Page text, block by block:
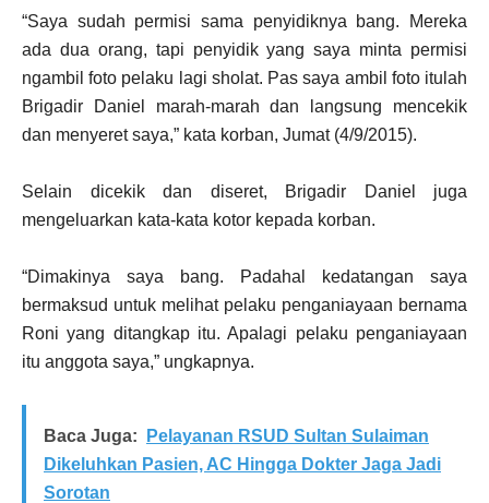
“Saya sudah permisi sama penyidiknya bang. Mereka
ada dua orang, tapi penyidik yang saya minta permisi
ngambil foto pelaku lagi sholat. Pas saya ambil foto itulah
Brigadir Daniel marah-marah dan langsung mencekik
dan menyeret saya,” kata korban, Jumat (4/9/2015).
Selain dicekik dan diseret, Brigadir Daniel juga
mengeluarkan kata-kata kotor kepada korban.
“Dimakinya saya bang. Padahal kedatangan saya
bermaksud untuk melihat pelaku penganiayaan bernama
Roni yang ditangkap itu. Apalagi pelaku penganiayaan
itu anggota saya,” ungkapnya.
Baca Juga:
Pelayanan RSUD Sultan Sulaiman
Dikeluhkan Pasien, AC Hingga Dokter Jaga Jadi
Sorotan